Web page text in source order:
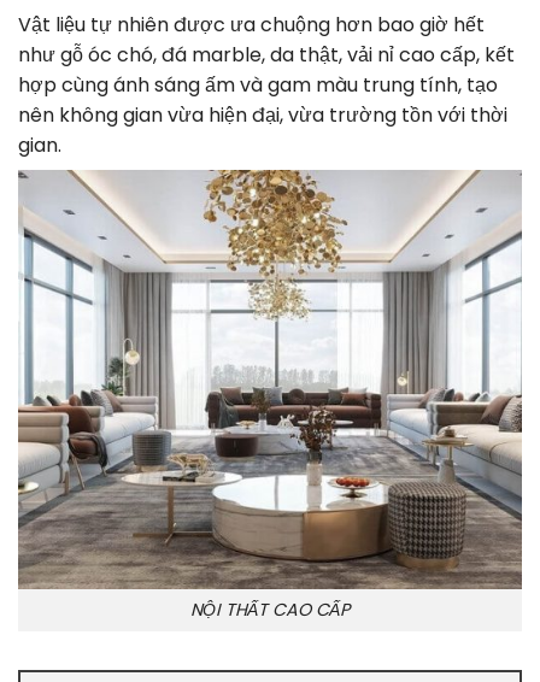
Vật liệu tự nhiên được ưa chuộng hơn bao giờ hết
như gỗ óc chó, đá marble, da thật, vải nỉ cao cấp, kết
hợp cùng ánh sáng ấm và gam màu trung tính, tạo
nên không gian vừa hiện đại, vừa trường tồn với thời
gian.
NỘI THẤT CAO CẤP